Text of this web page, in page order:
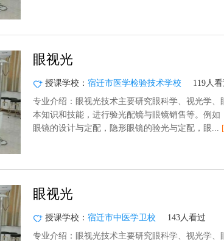
眼视光
授课学校： 宿迁市医学检验技术学校
119人
专业介绍：眼视光技术主要研究眼科学、视光学
本知识和技能，进行验光配镜与眼镜销售等。例如
眼镜的设计与定配，隐形眼镜的验光与定配，眼...
眼视光
授课学校： 宿迁市中医学卫校
143人看过
专业介绍：眼视光技术主要研究眼科学、视光学